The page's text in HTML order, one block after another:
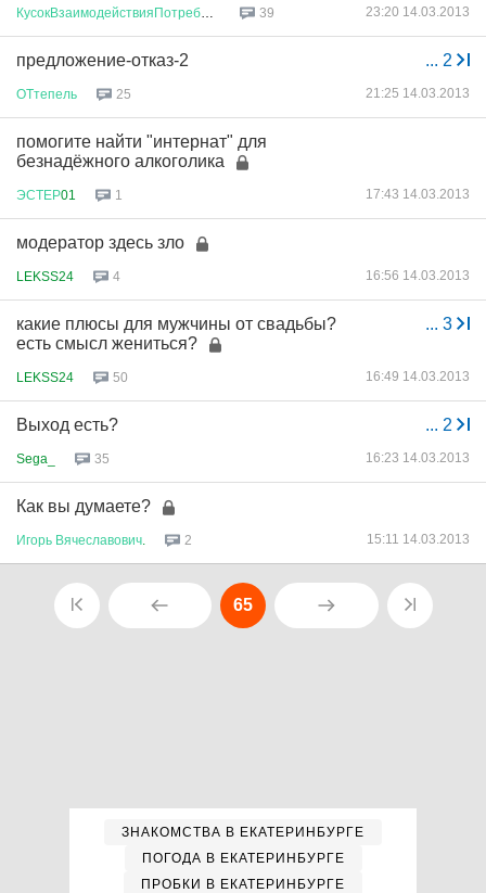
... 39 23:20 14.03.2013
... 2
предложение-отказ-2
ОТтепель 25 21:25 14.03.2013
помогите найти "интернат" для
безнадёжного алкоголика
ЭСТЕР01 1 17:43 14.03.2013
модератор здесь зло
LEKSS24 4 16:56 14.03.2013
... 3
какие плюсы для мужчины от свадьбы?
есть смысл жениться?
LEKSS24 50 16:49 14.03.2013
... 2
Выход есть?
Sega_ 35 16:23 14.03.2013
Как вы думаете?
Игорь Вячеславович 2 15:11 14.03.2013
65
ЗНАКОМСТВА В ЕКАТЕРИНБУРГЕ
ПОГОДА В ЕКАТЕРИНБУРГЕ
ПРОБКИ В ЕКАТЕРИНБУРГЕ